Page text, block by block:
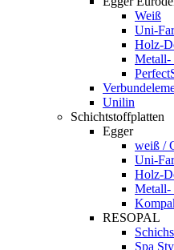
Weiß
Uni-
Holz-
Metall-
Unilin
Schichtstoffplatten
Egger
weiß /
Uni-
Holz-
Metall-
RESOPAL
Spa